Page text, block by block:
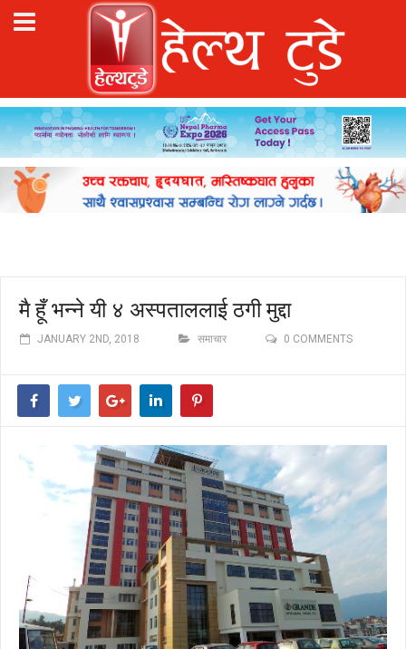
मै हूँ भन्ने यी ४ अस्पताललाई ठगी मुद्दा
JANUARY 2ND, 2018 समाचार 0 COMMENTS